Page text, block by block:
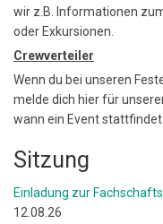
wir z.B. Informationen
oder Exkursionen.
Crewverteiler
Wenn du bei unseren
melde dich hier für
wann ein Event
Sitzung
Einladung zur
12.08.26